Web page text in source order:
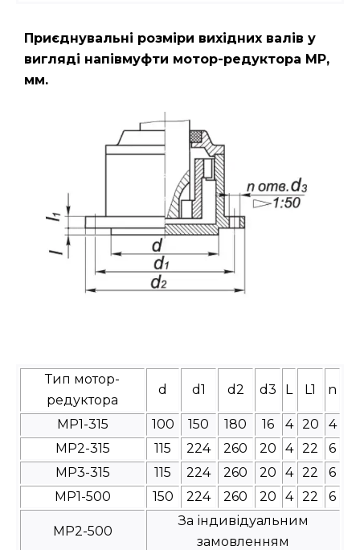
Приєднувальні розміри вихідних валів у
вигляді напівмуфти мотор-редуктора МР,
мм.
Тип мотор-
редуктора
d d1 d2 d3 L L1 n
МР1-315 100 150 180 16 4 20
4
МР2-315
115 224 260 20 4 22
6
МР3-315
115 224 260 20 4 22
6
МР1-500
150 224 260 20 4 22 6
МР2-500
За індивідуальним
замовленням